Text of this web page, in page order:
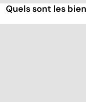
Quels sont les